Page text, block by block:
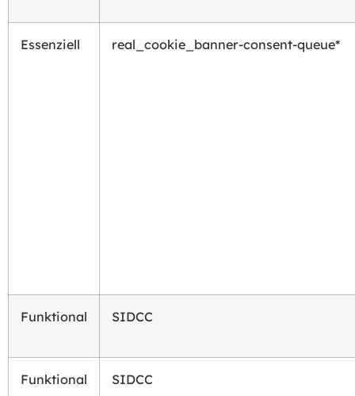
Essenziell real_cookie_banner-consent-queue*
Funktional SIDCC
Funktional SIDCC